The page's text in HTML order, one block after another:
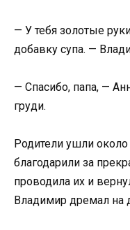
— У тебя золотые
добавку супа. —
— Спасибо, папа, —
груди.
Родители ушли
благодарили за
проводила их и
Владимир дремал на